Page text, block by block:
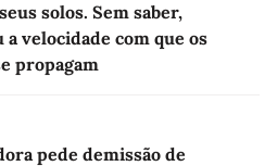
solos. Sem saber,
velocidade com que os
propagam
pede demissão de